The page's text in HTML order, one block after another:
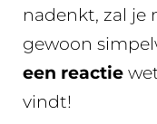
nadenkt, zal je
gewoon
een reactie
vindt!